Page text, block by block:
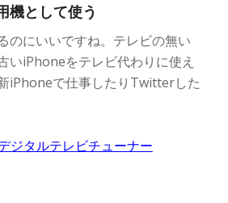
機として使う
のにいいですね。テレビの無い
いiPhoneをテレビ代わりに使え
iPhoneで仕事したりTwitterした
ジタルテレビチューナー